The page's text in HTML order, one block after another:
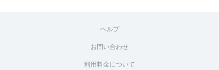
ヘルプ
お問い合わせ
利用料金について